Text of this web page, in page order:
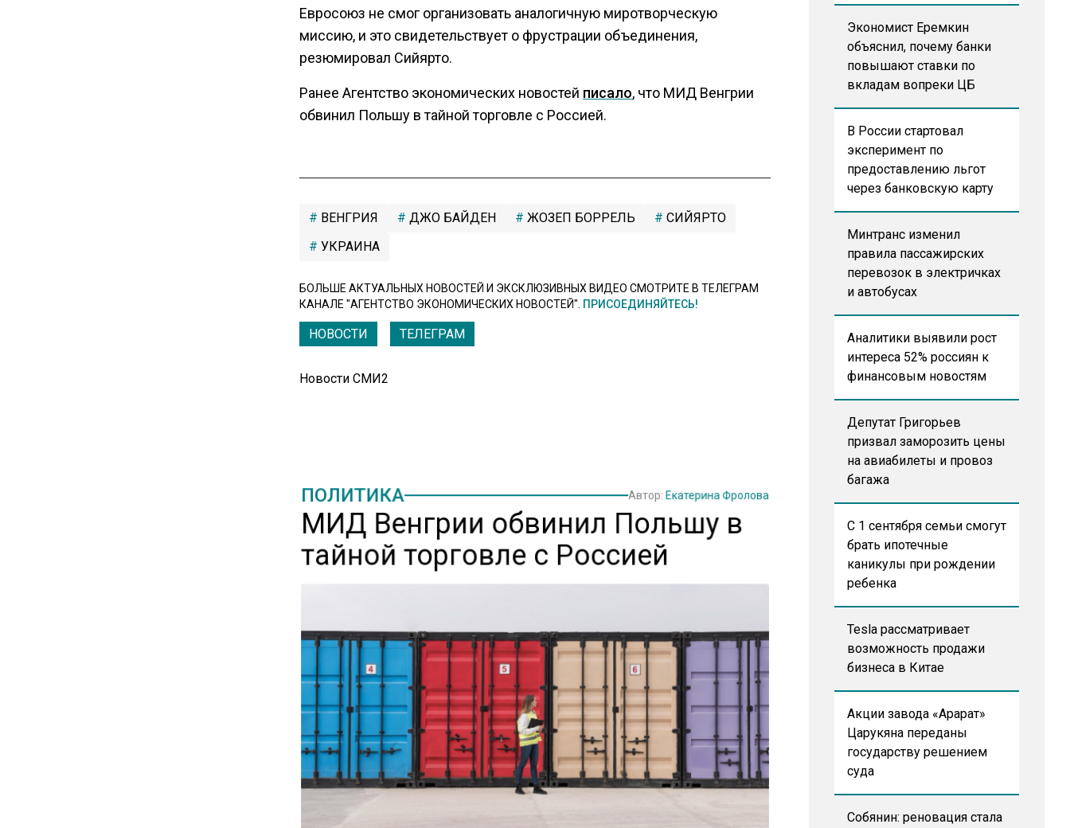
Евросоюз не смог организовать аналогичную миротворческую
миссию, и это свидетельствует о фрустрации объединения,
резюмировал Сийярто.
Ранее Агентство экономических новостей писало, что МИД Венгрии
обвинил Польшу в тайной торговле с Россией.
ВЕНГРИЯ ДЖО БАЙДЕН ЖОЗЕП БОРРЕЛЬ
СИЙЯРТО
УКРАИНА
БОЛЬШЕ АКТУАЛЬНЫХ НОВОСТЕЙ И ЭКСКЛЮЗИВНЫХ ВИДЕО СМОТРИТЕ В ТЕЛЕГРАМ
КАНАЛЕ "АГЕНТСТВО ЭКОНОМИЧЕСКИХ НОВОСТЕЙ". ПРИСОЕДИНЯЙТЕСЬ!
НОВОСТИ ТЕЛЕГРАМ
Новости СМИ2
ПОЛИТИКА Автор:Екатерина Фролова
МИД Венгрии обвинил Польшу в
тайной торговле с Россией
Экономист Еремкин
объяснил, почему банки
повышают ставки по
вкладам вопреки ЦБ
В России стартовал
эксперимент по
предоставлению льгот
через банковскую карту
Минтранс изменил
правила пассажирских
перевозок в электричках
и автобусах
Аналитики выявили рост
интереса 52% россиян к
финансовым новостям
Депутат Григорьев
призвал заморозить цены
на авиабилеты и провоз
багажа
С 1 сентября семьи смогут
брать ипотечные
каникулы при рождении
ребенка
Tesla рассматривает
возможность продажи
бизнеса в Китае
Акции завода «Арарат»
Царукяна переданы
государству решением
суда
Собянин: реновация стала